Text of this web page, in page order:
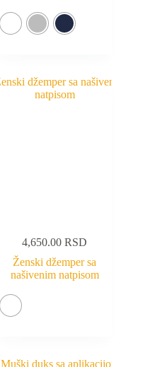
4,650.00RSD
Ženski džemper sa
našivenim natpisom